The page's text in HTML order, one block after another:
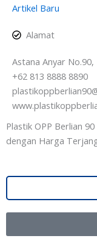
Artikel Baru
Alamat
Astana Anyar No.90,
+62 813 8888 8890
Plastik OPP Berlian
dengan Harga